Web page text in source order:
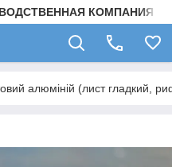
КОМПАНИЯ
алюміній (лист гладкий,